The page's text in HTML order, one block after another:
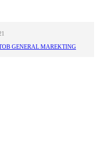
GENERAL MAREKTING